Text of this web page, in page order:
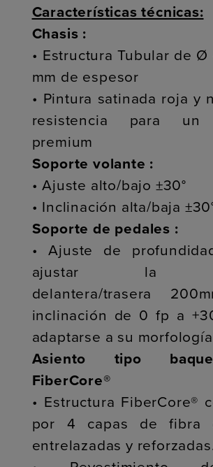
Características técnicas:
Chasis :
• Estructura Tubular de Ø
mm de espesor
• Pintura satinada roja y
resistencia para un
premium
Soporte volante :
• Ajuste alto/bajo ±30°
• Inclinación alta/baja
Soporte de pedales :
• Ajuste de
ajustar la
delantera/trasera
inclinación de 0 fp a
adaptarse a su morfología
Asiento tipo
FiberCore®
• Estructura FiberCore®
por 4 capas de fibra
entrelazadas y